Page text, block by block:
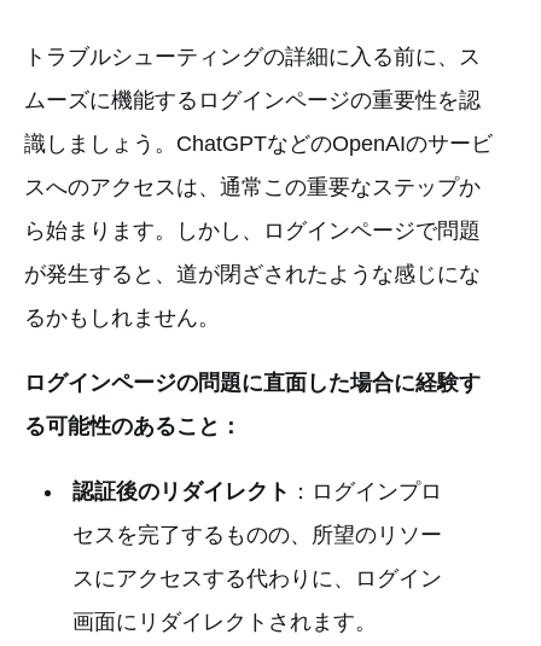
トラブルシューティングの詳細に入る前に、ス
ムーズに機能するログインページの重要性を認
識しましょう。ChatGPTなどのOpenAIのサービ
スへのアクセスは、通常この重要なステップか
ら始まります。しかし、ログインページで問題
が発生すると、道が閉ざされたような感じにな
るかもしれません。
ログインページの問題に直面した場合に経験す
る可能性のあること：
認証後のリダイレクト ：ログインプロ
セスを完了するものの、所望のリソー
スにアクセスする代わりに、ログイン
画面にリダイレクトされます。